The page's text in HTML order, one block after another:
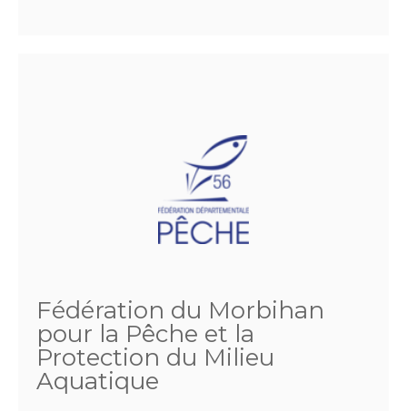
Fédération du Morbihan
pour la Pêche et la
Protection du Milieu
Aquatique